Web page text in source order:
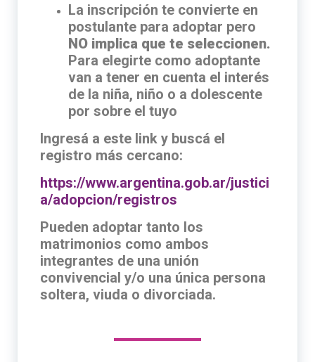
La inscripción te convierte en
postulante para adoptar pero
NO implica que te seleccionen.
Para elegirte como adoptante
van a tener en cuenta el interés
de la niña, niño o a dolescente
por sobre el tuyo
Ingresá a este link y buscá el
registro más cercano:
https://www.argentina.gob.ar/justici
a/adopcion/registros
Pueden adoptar tanto los
matrimonios como ambos
integrantes de una unión
convivencial y/o una única persona
soltera, viuda o divorciada.